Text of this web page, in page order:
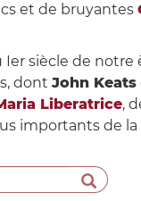
et de bruyantes
siècle de notre
dont John Keats
Liberatrice,
importants de